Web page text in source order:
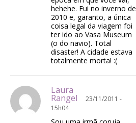
hehehe. Fui no inverno de
2010 e, garanto, a única
coisa legal da viagem foi
ter ido ao Vasa Museum
(o do navio). Total
disaster! A cidade estava
totalmente morta! :(
Laura
Rangel
23/11/2011 -
15h04